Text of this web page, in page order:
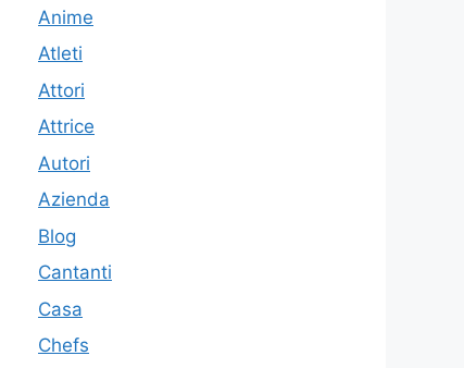
Anime
Atleti
Attori
Attrice
Autori
Azienda
Blog
Cantanti
Casa
Chefs